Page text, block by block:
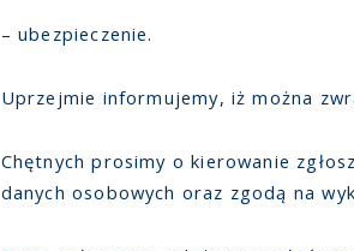
– ubezpieczenie.
Uprzejmie informujemy, iż można
Chętnych prosimy o kierowanie
danych osobowych oraz zgodą na